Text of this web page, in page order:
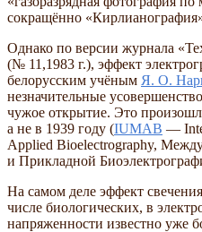
сокращённо
Однако по версии журнала
(№ 11,1983 г.), эффект
белорусским учёным Я. О.
незначительные
чужое открытие. Это
а не в 1939 году (IUMAB —
Applied Bioelectrography,
и Прикладной
На самом деле эффект
числе биологических, в
напряженности известно уже